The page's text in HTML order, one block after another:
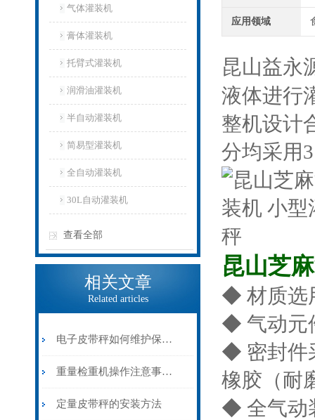
气体灌装机
膏体灌装机
托臂式灌装机
润滑油灌装机
半自动灌装机
简易型灌装机
全自动灌装机
30L自动灌装机
查看全部
相关文章
Related articles
电子皮带秤如何维护保养？
重量检重机操作注意事项及常见问题解决办法
定量皮带秤的安装方法
应用领域
昆山益永
液体进行
整机设计
分均采用
昆山芝
◆ 材质选
◆ 气动元
◆ 密封件
橡胶（耐
◆ 全气动